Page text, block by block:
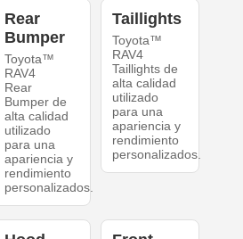
Rear
Bumper
Toyota™
RAV4
Rear
Bumper de
alta calidad
utilizado
para una
apariencia y
rendimiento
personalizados.
Taillights
Toyota™
RAV4
Taillights de
alta calidad
utilizado
para una
apariencia y
rendimiento
personalizados.